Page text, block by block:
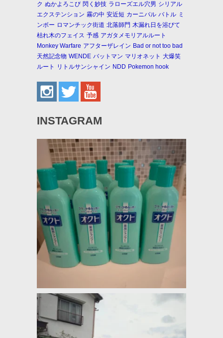
ク ぬかよろこび 閃く妙技 ラローズエル穴男 シリアル
エクステンション 霧の中 安近短 カーニバル バトル ミ
ンボー ロマンチック街道 北落師門 木漏れ日を浴びて
枯れ木のフェイス 予感 アガタメモリアルルート
Monkey Warfare アフターザレイン Bad or not too bad
天然記念物 WENDE バットマン マリオネット 大爆笑
ルート
リトルサンシャイン NDD Pokemon hook
INSTAGRAM